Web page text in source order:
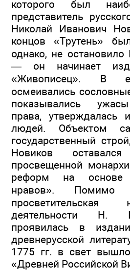
которого был
представитель
Николай Иванович
концов «Трутень»
однако, не
— он начинает
«Живописец». В
осмеивались
показывались
права, утверждалась
людей. Объектом
государственный
Новиков оставался
просвещенной
реформ на основе
нравов». Помимо
просветительская
деятельности Н.
проявилась в
древнерусской
1775 гг. в свет
«Древней Российской